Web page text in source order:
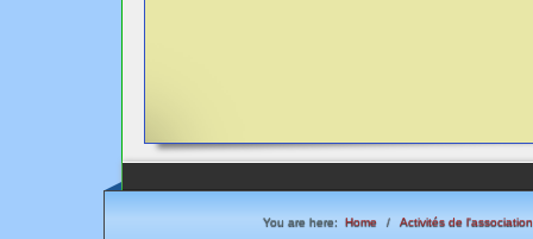
You are here: Home Activités de l'association